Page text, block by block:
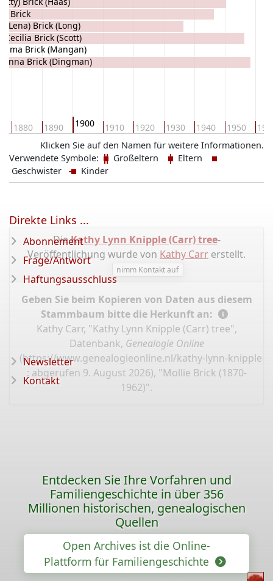
1880 1890 1900 1910 1920 1930 1940 1950
Brick
(Lena) Brick (Long)
Cecilia Brick (Scott)
Brick (Mangan)
Anna Brick (Dingman)
Klicken Sie auf den Namen für weitere Informationen.
Verwendete Symbole:
Großeltern
Eltern
Geschwister
Kinder
DieKathy Lynn Knipple (Carr) tree-
Veröffentlichung wurde von Kathy Carr erstellt.
nimm Kontakt auf
Geben Sie beim Kopieren von Daten aus diesem
Stammbaum bitte die Herkunft an:
Kathy Carr, "Kathy Lynn Knipple (Carr) tree",
Datenbank, Genealogie Online
(https://www.genealogieonline.nl/kathy-lynn-knipple-
: abgerufen 9. August 2026), "Mollie Brick (1870-
1962)".
Direkte Links ...
Abonnement
Frage/Antwort
Haftungsausschluss
Newsletter
Kontakt
Entdecken Sie Ihre Vorfahren und
Familiengeschichte in über 356
Millionen historischen, genealogischen
Quellen
Open Archives ist die Online-
Plattform für Familiengeschichte